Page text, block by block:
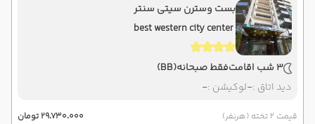
بست وسترن سیتی سنتر
best western city center
3 شب اقامت فقط صبحانه(BB)
دید اتاق :-لوکیشن :-
قیمت 2 تخته (هرنفر)
۲۹٬۷۳۰٬۰۰۰ تومان